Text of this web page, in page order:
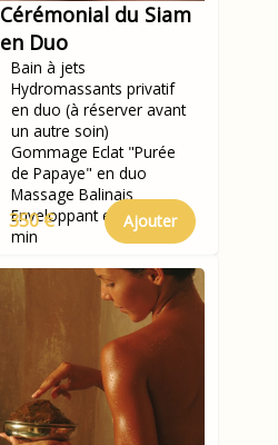
Cérémonial du Siam
en Duo
Bain à jets
Hydromassants privatif
en duo (à réserver avant
un autre soin)
Gommage Eclat "Purée
de Papaye" en duo
Massage Balinais
Enveloppant en Duo - 50
min
350 € Ajouter